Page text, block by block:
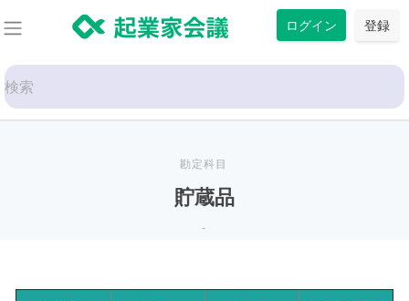
ン
テ
ン
Search
for:
ログイン 登録
勘定科目
貯蔵品
-